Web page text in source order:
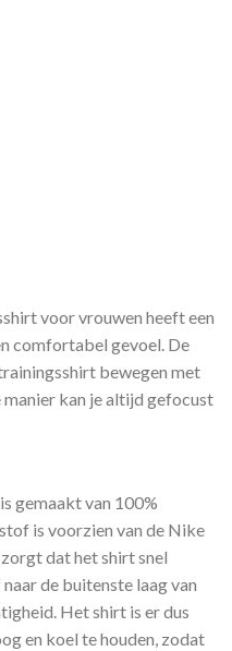
voor vrouwen heeft een
comfortabel gevoel. De
bewegen met
manier kan je altijd gefocust
gemaakt van 100%
is voorzien van de Nike
dat het shirt snel
de buitenste laag van
Het shirt is er dus
en koel te houden, zodat